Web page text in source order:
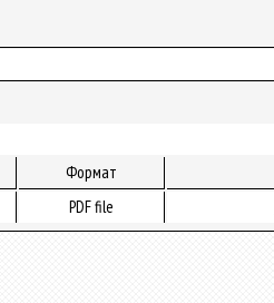
Формат
PDF file